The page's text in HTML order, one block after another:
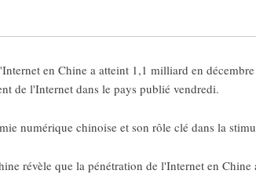
en Chine a atteint 1,1 milliard en
de l'Internet dans le pays publié vendredi.
numérique chinoise et son rôle clé dans la
révèle que la pénétration de l'Internet en